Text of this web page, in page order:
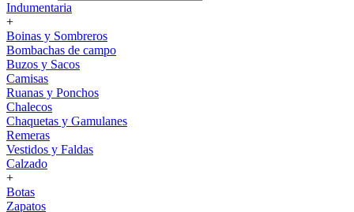
Indumentaria
+
Boinas y Sombreros
Bombachas de campo
Buzos y Sacos
Camisas
Ruanas y Ponchos
Chalecos
Chaquetas y Gamulanes
Remeras
Vestidos y Faldas
Calzado
+
Botas
Zapatos